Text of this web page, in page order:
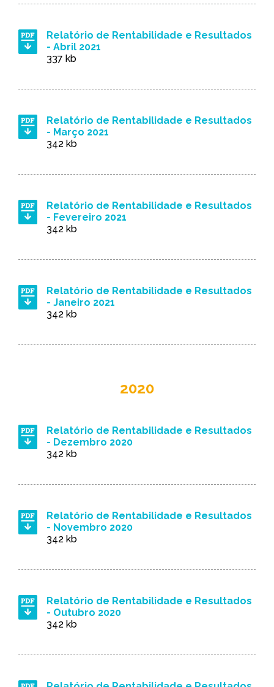
Relatório de Rentabilidade e Resultados
- Abril 2021
337 kb
Relatório de Rentabilidade e Resultados
- Março 2021
342 kb
Relatório de Rentabilidade e Resultados
- Fevereiro 2021
342 kb
Relatório de Rentabilidade e Resultados
- Janeiro 2021
342 kb
2020
Relatório de Rentabilidade e Resultados
- Dezembro 2020
342 kb
Relatório de Rentabilidade e Resultados
- Novembro 2020
342 kb
Relatório de Rentabilidade e Resultados
- Outubro 2020
342 kb